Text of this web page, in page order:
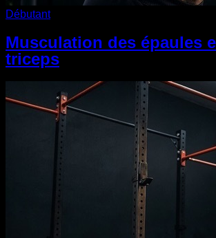
Débutant
Musculation des épaules
triceps